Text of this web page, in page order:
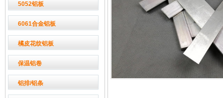
5052铝板
6061合金铝板
橘皮花纹铝板
保温铝卷
铝排/铝条